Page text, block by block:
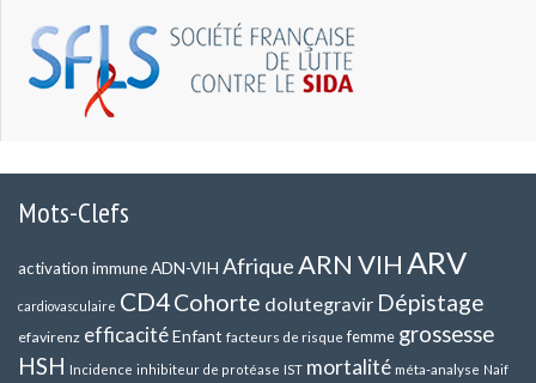
Mots-Clefs
activation immuneADN-VIH AfriqueARN VIHARV
cardiovasculaire CD4Cohorte dolutegravir Dépistage
efavirenz efficacitéEnfant facteurs de risque femme grossesse
HSH Incidence inhibiteur de protéase IST mortalité méta-analyse Naif